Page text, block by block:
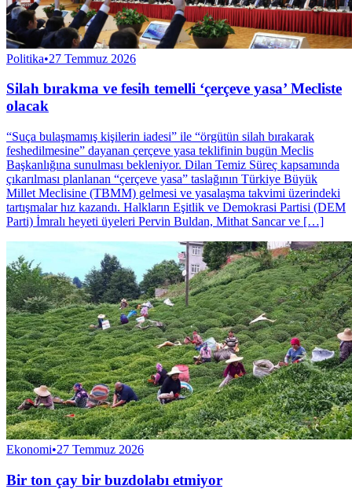
Politika•27 Temmuz 2026
Silah bırakma ve fesih temelli ‘çerçeve yasa’ Mecliste
olacak
“Suça bulaşmamış kişilerin iadesi” ile “örgütün silah bırakarak
feshedilmesine” dayanan çerçeve yasa teklifinin bugün Meclis
Başkanlığına sunulması bekleniyor. Dilan Temiz Süreç kapsamında
çıkarılması planlanan “çerçeve yasa” taslağının Türkiye Büyük
Millet Meclisine (TBMM) gelmesi ve yasalaşma takvimi üzerindeki
tartışmalar hız kazandı. Halkların Eşitlik ve Demokrasi Partisi (DEM
Parti) İmralı heyeti üyeleri Pervin Buldan, Mithat Sancar ve […]
Ekonomi•27 Temmuz 2026
Bir ton çay bir buzdolabı etmiyor